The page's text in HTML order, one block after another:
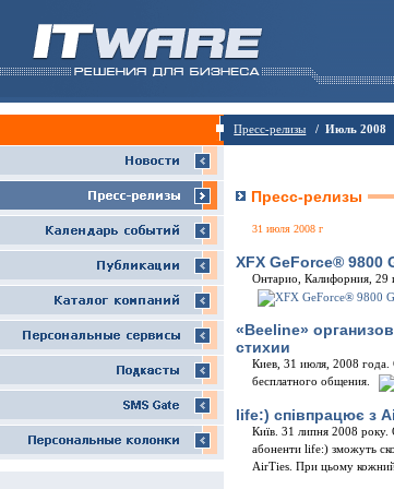
Пресс-релизы / Июль 2008
Пресс-релизы
31 июля 2008 г
XFX GeForce® 9800
Онтарио, Калифорния, 29
«Beeline»
стихии
Киев, 31 июля, 2008 года.
бесплатного общения.
life:) співпрацює з
Київ. 31 липня 2008 року.
абоненти life:) зможуть
AirTies. При цьому кожний